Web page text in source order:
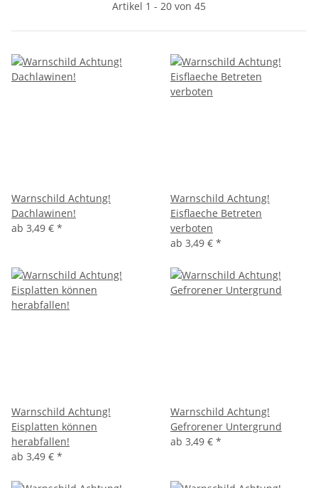
Artikel 1 - 20 von 45
Warnschild Achtung!
Dachlawinen!
ab 3,49 € *
Warnschild Achtung!
Eisflaeche Betreten
verboten
ab 3,49 € *
Warnschild Achtung!
Eisplatten können
herabfallen!
ab 3,49 € *
Warnschild Achtung!
Gefrorener Untergrund
ab 3,49 € *